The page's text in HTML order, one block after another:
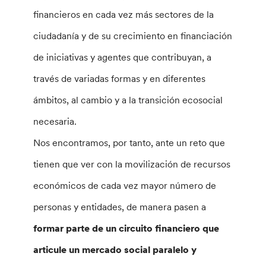
financieros en cada vez más sectores de la
ciudadanía y de su crecimiento en financiación
de iniciativas y agentes que contribuyan, a
través de variadas formas y en diferentes
ámbitos, al cambio y a la transición ecosocial
necesaria.
Nos encontramos, por tanto, ante un reto que
tienen que ver con la movilización de recursos
económicos de cada vez mayor número de
personas y entidades, de manera pasen a
formar parte de un circuito financiero que
articule un mercado social paralelo y